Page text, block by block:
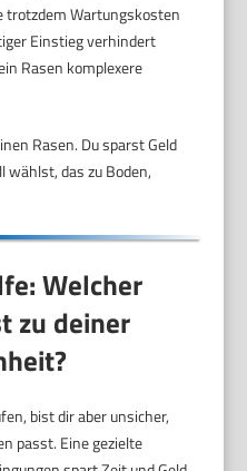
trotzdem Wartungskosten
Einstieg verhindert
Rasen komplexere
Rasen. Du sparst Geld
wählst, das zu Boden,
Welcher
zu deiner
bist dir aber unsicher,
passt. Eine gezielte